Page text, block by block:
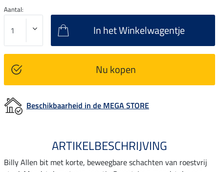
Aantal:
In het Winkelwagentje
Nu kopen
Beschikbaarheid in de MEGA STORE
ARTIKELBESCHRIJVING
Billy Allen bit met korte, beweegbare schachten van roestvrij